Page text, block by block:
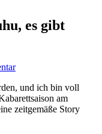
es gibt
und ich bin voll
am
zeitgemäße Story